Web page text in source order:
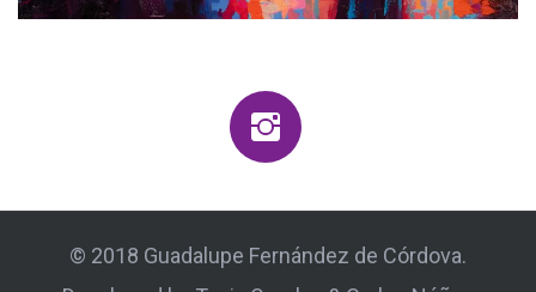
© 2018 Guadalupe Fernández de Córdova.